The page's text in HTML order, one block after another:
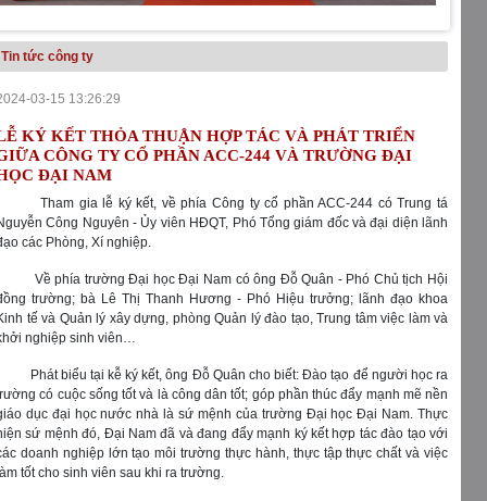
Tin tức công ty
03-15 13:26:29
KÝ KẾT THỎA THUẬN HỢP TÁC VÀ PHÁT TRIỂN
CÔNG TY CỔ PHẦN ACC-244 VÀ TRƯỜNG ĐẠI
ĐẠI NAM
gia lễ ký kết, về phía Công ty cổ phần ACC-244 có Trung tá
Công Nguyên - Ủy viên HĐQT, Phó Tổng giám đốc và đại diện lãnh
các Phòng, Xí nghiệp.
phía trường Đại học Đại Nam có ông Đỗ Quân - Phó Chủ tịch Hội
trường; bà Lê Thị Thanh Hương - Phó Hiệu trưởng; lãnh đạo khoa
tế và Quản lý xây dựng, phòng Quản lý đào tạo, Trung tâm việc làm và
nghiệp sinh viên…
biểu tại kễ ký kết, ông Đỗ Quân cho biết: Đào tạo để người học ra
có cuộc sống tốt và là công dân tốt; góp phần thúc đẩy mạnh mẽ nền
dục đại học nước nhà là sứ mệnh của trường Đại học Đại Nam. Thực
sứ mệnh đó, Đại Nam đã và đang đẩy mạnh ký kết hợp tác đào tạo với
doanh nghiệp lớn tạo môi trường thực hành, thực tập thực chất và việc
tốt cho sinh viên sau khi ra trường.